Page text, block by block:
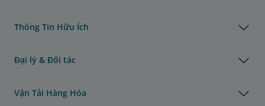
Thông Tin Hữu Ích
Đại lý & Đối tác
Vận Tải Hàng Hóa